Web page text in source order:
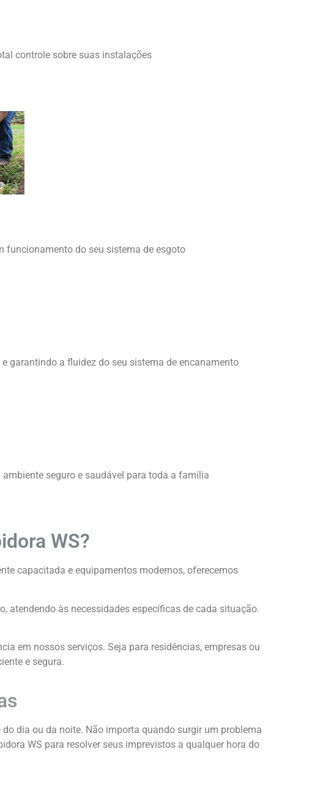
controle sobre suas instalações
funcionamento do seu sistema de esgoto
garantindo a fluidez do seu sistema de encanamento
seguro e saudável para toda a família
WS?
capacitada e equipamentos modernos, oferecemos
atendendo às necessidades específicas de cada situação.
em nossos serviços. Seja para residências, empresas ou
e segura.
dia ou da noite. Não importa quando surgir um problema
WS para resolver seus imprevistos a qualquer hora do